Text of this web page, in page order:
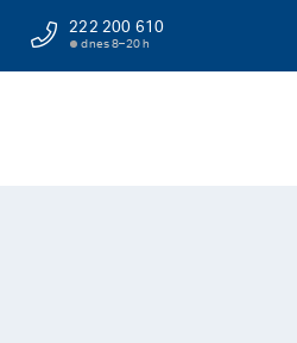
222 200 610
dnes 8–20 h